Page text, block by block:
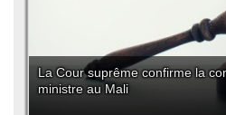
La Cour suprême confirme la
ministre au Mali